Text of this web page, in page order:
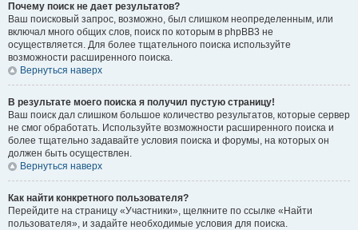
Почему поиск не дает результатов?
Ваш поисковый запрос, возможно, был слишком неопределенным, или
включал много общих слов, поиск по которым в phpBB3 не
осуществляется. Для более тщательного поиска используйте
возможности расширенного поиска.
Вернуться наверх
В результате моего поиска я получил пустую страницу!
Ваш поиск дал слишком большое количество результатов, которые сервер
не смог обработать. Используйте возможности расширенного поиска и
более тщательно задавайте условия поиска и форумы, на которых он
должен быть осуществлен.
Вернуться наверх
Как найти конкретного пользователя?
Перейдите на страницу «Участники», щелкните по ссылке «Найти
пользователя», и задайте необходимые условия для поиска.